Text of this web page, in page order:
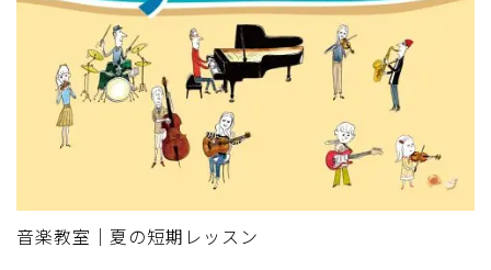
音楽教室｜夏の短期レッスン